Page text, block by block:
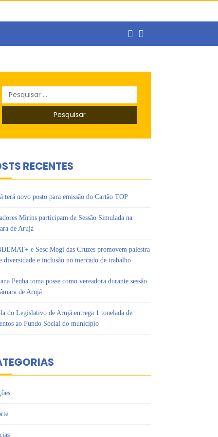
Pesquisar
por:
RECENTES
terá novo posto para emissão do Cartão TOP
Mirins participam de Sessão Simulada na
de Arujá
e Sesc Mogi das Cruzes promovem palestra
diversidade e inclusão no mercado de trabalho
Penha toma posse como vereadora durante sessão
de Arujá
do Legislativo de Arujá entrega 1 tonelada de
ao Fundo Social do município